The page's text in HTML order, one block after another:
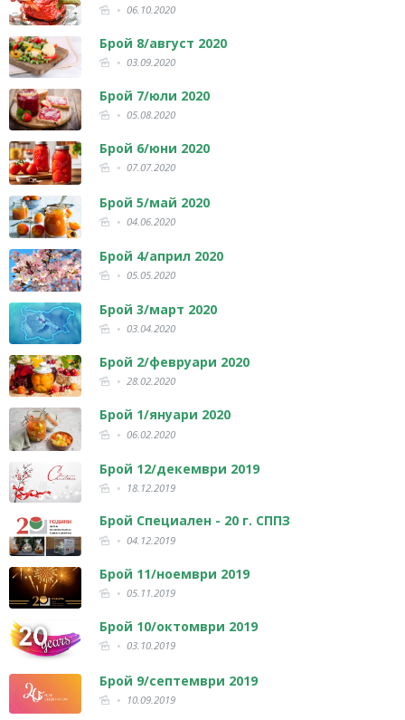
06.10.2020
Брой 8/август 2020
03.09.2020
Брой 7/юли 2020
05.08.2020
Брой 6/юни 2020
07.07.2020
Брой 5/май 2020
04.06.2020
Брой 4/април 2020
05.05.2020
Брой 3/март 2020
03.04.2020
Брой 2/февруари 2020
28.02.2020
Брой 1/януари 2020
06.02.2020
Брой 12/декември 2019
18.12.2019
Брой Специален - 20 г. СППЗ
04.12.2019
Брой 11/ноември 2019
05.11.2019
Брой 10/октомври 2019
03.10.2019
Брой 9/септември 2019
10.09.2019